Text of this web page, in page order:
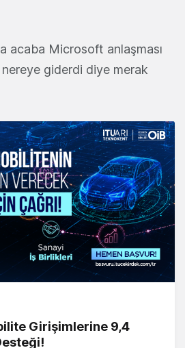
acaba Microsoft anlaşması
giderdi diye merak
Girişimlerine 9,4